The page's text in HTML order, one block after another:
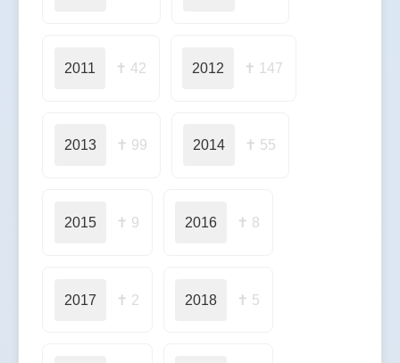
2011 ✝ 42 2012 ✝ 147
2013 ✝ 99 2014 ✝ 55
2015 ✝ 9 2016 ✝ 8
2017 ✝ 2 2018 ✝ 5